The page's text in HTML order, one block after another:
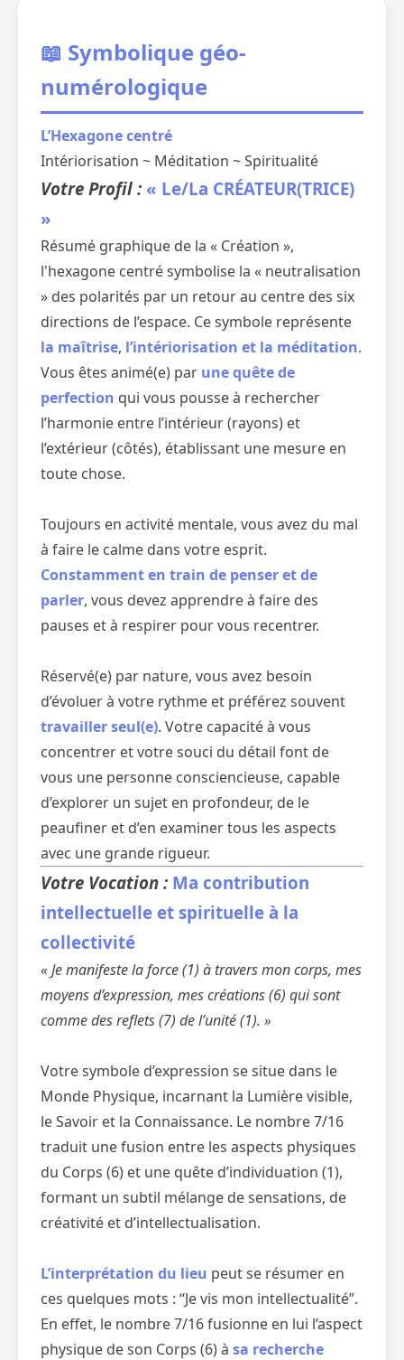
📖 Symbolique géo-
numérologique
L’Hexagone centré
Intériorisation ~ Méditation ~ Spiritualité
Votre Profil : « Le/La CRÉATEUR(TRICE)
»
Résumé graphique de la « Création »,
l'hexagone centré symbolise la « neutralisation
» des polarités par un retour au centre des six
directions de l’espace. Ce symbole représente
la maîtrise, l’intériorisation et la méditation.
Vous êtes animé(e) par une quête de
perfection qui vous pousse à rechercher
l’harmonie entre l’intérieur (rayons) et
l’extérieur (côtés), établissant une mesure en
toute chose.
Toujours en activité mentale, vous avez du mal
à faire le calme dans votre esprit.
Constamment en train de penser et de
parler, vous devez apprendre à faire des
pauses et à respirer pour vous recentrer.
Réservé(e) par nature, vous avez besoin
d’évoluer à votre rythme et préférez souvent
travailler seul(e). Votre capacité à vous
concentrer et votre souci du détail font de
vous une personne consciencieuse, capable
d’explorer un sujet en profondeur, de le
peaufiner et d’en examiner tous les aspects
avec une grande rigueur.
Votre Vocation : Ma contribution
intellectuelle et spirituelle à la
collectivité
« Je manifeste la force (1) à travers mon corps, mes
moyens d’expression, mes créations (6) qui sont
comme des reflets (7) de l’unité (1). »
Votre symbole d’expression se situe dans le
Monde Physique, incarnant la Lumière visible,
le Savoir et la Connaissance. Le nombre 7/16
traduit une fusion entre les aspects physiques
du Corps (6) et une quête d’individuation (1),
formant un subtil mélange de sensations, de
créativité et d’intellectualisation.
L’interprétation du lieu peut se résumer en
ces quelques mots : “Je vis mon intellectualité”.
En effet, le nombre 7/16 fusionne en lui l’aspect
physique de son Corps (6) à sa recherche